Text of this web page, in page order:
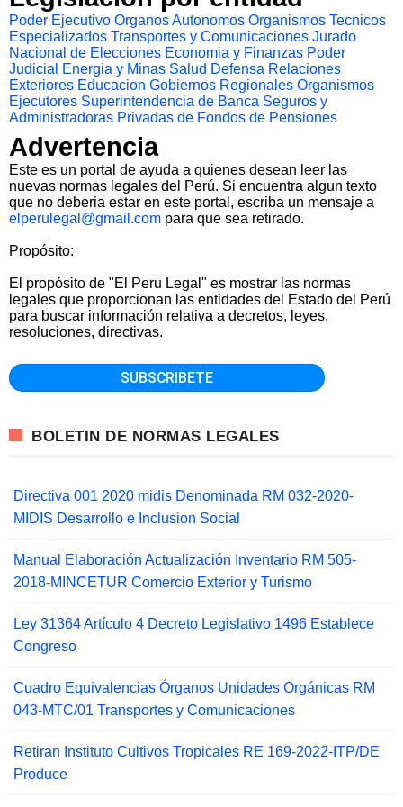
Poder Ejecutivo Organos Autonomos Organismos Tecnicos
Especializados Transportes y Comunicaciones Jurado
Nacional de Elecciones Economia y Finanzas Poder
Judicial
Energia y Minas Salud Defensa Relaciones
Exteriores Educacion Gobiernos Regionales Organismos
Ejecutores Superintendencia de Banca Seguros y
Administradoras Privadas de Fondos de Pensiones
Advertencia
Este es un portal de ayuda a quienes desean leer las
nuevas normas legales del Perú. Si encuentra algun texto
que no deberia estar en este portal, escriba un mensaje a
elperulegal@gmail.com para que sea retirado.
Propósito:
El propósito de "El Peru Legal" es mostrar las normas
legales que proporcionan las entidades del Estado del Perú
para buscar información relativa a decretos, leyes,
resoluciones, directivas.
BOLETIN DE NORMAS LEGALES
Directiva 001 2020 midis Denominada RM 032-2020-
MIDIS Desarrollo e Inclusion Social
Manual Elaboración Actualización Inventario RM 505-
2018-MINCETUR Comercio Exterior y Turismo
Ley 31364 Artículo 4 Decreto Legislativo 1496 Establece
Congreso
Cuadro Equivalencias Órganos Unidades Orgánicas RM
043-MTC/01 Transportes y Comunicaciones
Retiran Instituto Cultivos Tropicales RE 169-2022-ITP/DE
Produce